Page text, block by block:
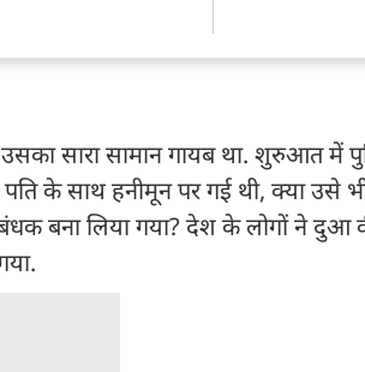
सारा सामान गायब था. शुरुआत में
के साथ हनीमून पर गई थी, क्या उसे
बना लिया गया? देश के लोगों ने दुआ